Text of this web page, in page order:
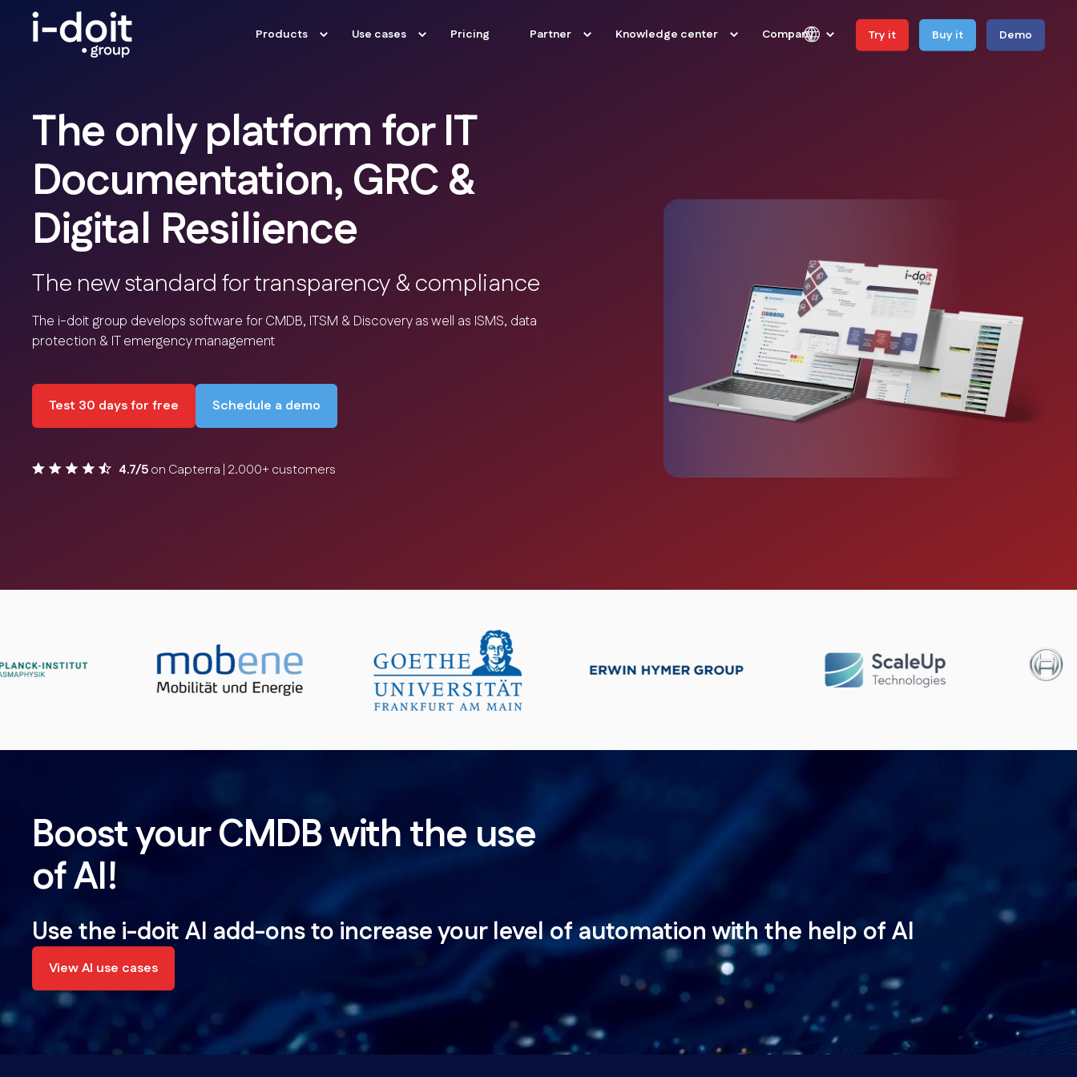
Products Use cases Pricing Partner Knowledge center Company Try it Buy it Demo
The only platform for IT
Documentation, GRC &
Digital Resilience
The new standard for transparency & compliance
The i-doit group develops software for CMDB, ITSM & Discovery as well as ISMS, data
protection & IT emergency management
Test 30 days for free Schedule a demo
4.7/5on Capterra | 2.000+ customers
Boost your CMDB with the use
of AI!
Use the i-doit AI add-ons to increase your level of automation with the help of AI
View AI use cases